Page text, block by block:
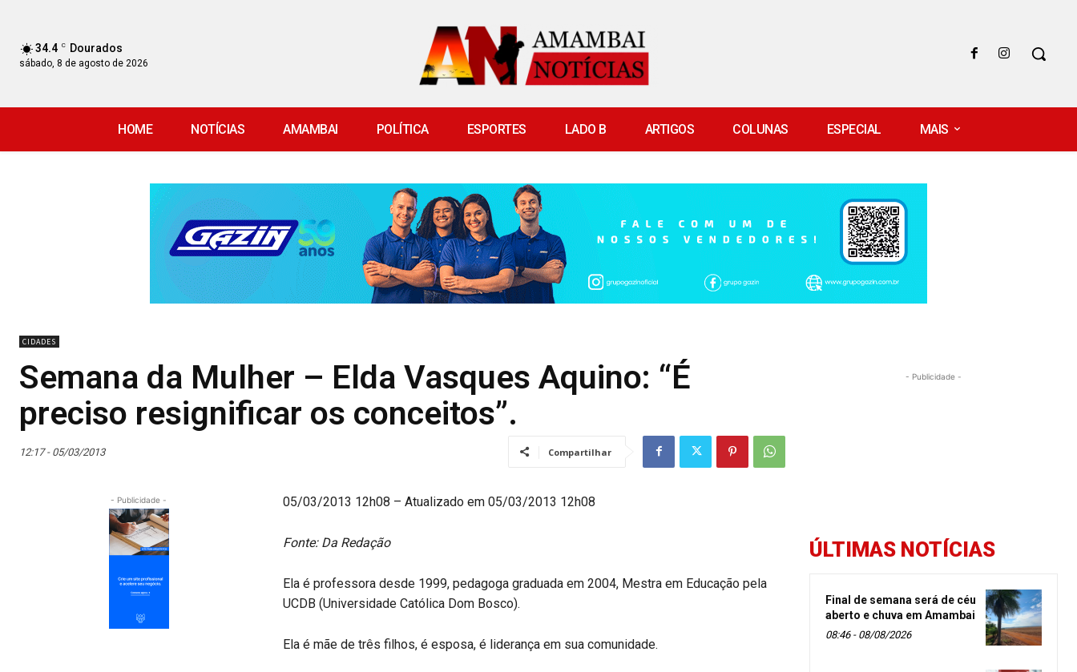
34.4 C Dourados
sábado, 8 de agosto de 2026
HOME NOTÍCIAS AMAMBAI POLÍTICA ESPORTES LADO B ARTIGOS COLUNAS ESPECIAL MAIS
CIDADES
Semana da Mulher – Elda Vasques Aquino: “É
preciso resignificar os conceitos”.
12:17 - 05/03/2013 Compartilhar
- Publicidade - 05/03/2013 12h08 – Atualizado em 05/03/2013 12h08
Fonte: Da Redação
Ela é professora desde 1999, pedagoga graduada em 2004, Mestra em Educação pela
UCDB (Universidade Católica Dom Bosco).
Ela é mãe de três filhos, é esposa, é liderança em sua comunidade.
- Publicidade -
ÚLTIMAS NOTÍCIAS
Final de semana será de céu
aberto e chuva em Amambai
08:46 - 08/08/2026